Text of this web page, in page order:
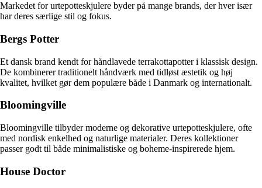
Markedet for urtepotteskjulere byder på mange brands, der hver især
har deres særlige stil og fokus.
Bergs Potter
Et dansk brand kendt for håndlavede terrakottapotter i klassisk design.
De kombinerer traditionelt håndværk med tidløst æstetik og høj
kvalitet, hvilket gør dem populære både i Danmark og internationalt.
Bloomingville
Bloomingville tilbyder moderne og dekorative urtepotteskjulere, ofte
med nordisk enkelhed og naturlige materialer. Deres kollektioner
passer godt til både minimalistiske og boheme-inspirerede hjem.
House Doctor